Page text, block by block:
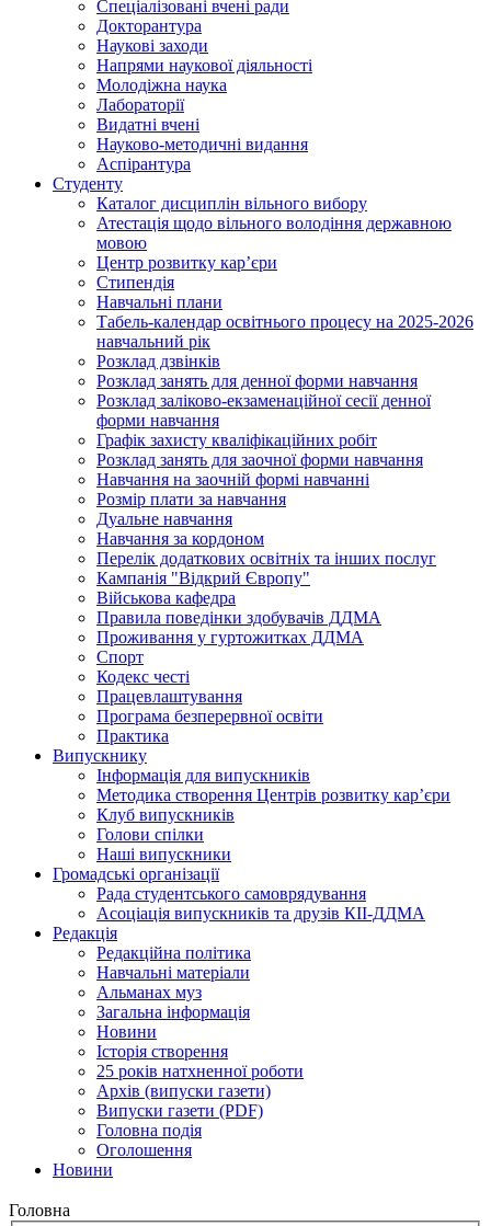
Спеціалізовані вчені ради
Докторантура
Наукові заходи
Напрями наукової діяльності
Молодіжна наука
Лабораторії
Видатні вчені
Науково-методичні видання
Аспірантура
Студенту
Каталог дисциплін вільного вибору
Атестація щодо вільного володіння державною
мовою
Центр розвитку кар’єри
Стипендія
Навчальні плани
Табель-календар освітнього процесу на 2025-2026
навчальний рік
Розклад дзвінків
Розклад занять для денної форми навчання
Розклад заліково-екзаменаційної сесії денної
форми навчання
Графік захисту кваліфікаційних робіт
Розклад занять для заочної форми навчання
Навчання на заочній формі навчанні
Розмір плати за навчання
Дуальне навчання
Навчання за кордоном
Перелік додаткових освітніх та інших послуг
Кампанія "Відкрий Європу"
Військова кафедра
Правила поведінки здобувачів ДДМА
Проживання у гуртожитках ДДМА
Спорт
Кодекс честі
Працевлаштування
Програма безперервної освіти
Практика
Випускнику
Інформація для випускників
Методика створення Центрів розвитку кар’єри
Клуб випускників
Голови спілки
Наші випускники
Громадські організації
Рада студентського самоврядування
Асоціація випускників та друзів КІІ-ДДМА
Редакція
Редакційна політика
Навчальні матеріали
Альманах муз
Загальна інформація
Новини
Історія створення
25 років натхненної роботи
Архів (випуски газети)
Випуски газети (PDF)
Головна подія
Оголошення
Новини
Головна